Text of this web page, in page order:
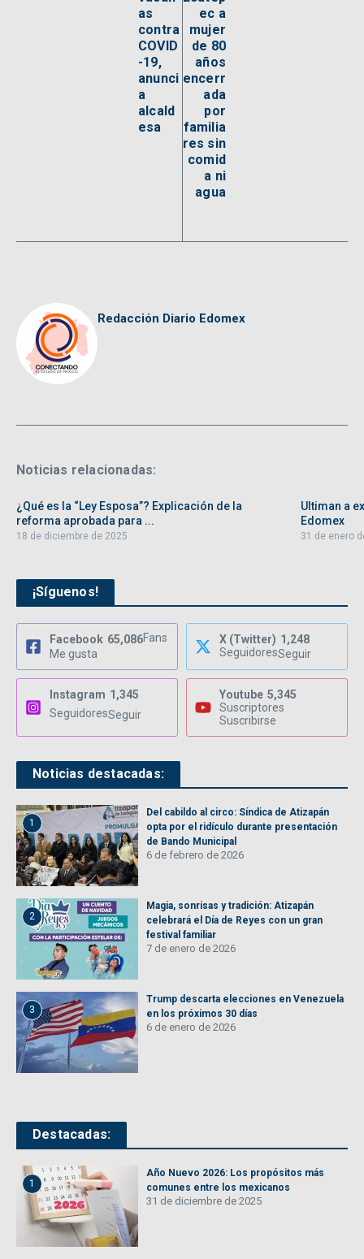
as
contra
COVID
-19,
anunci
a
alcald
esa
ec a
mujer
de 80
años
encerr
ada
por
familia
res sin
comid
a ni
agua
Redacción Diario Edomex
Noticias relacionadas:
¿Qué es la “Ley Esposa”? Explicación de la
reforma aprobada para ...
18 de diciembre de 2025
Ultiman a
Edomex
31 de enero
¡Síguenos!
Facebook 65,086Fans
Me gusta
X (Twitter) 1,248
SeguidoresSeguir
Instagram 1,345
SeguidoresSeguir
Youtube 5,345
Suscriptores
Suscribirse
Noticias destacadas:
1
Del cabildo al circo: Síndica de Atizapán
opta por el ridículo durante presentación
de Bando Municipal
6 de febrero de 2026
2
Magia, sonrisas y tradición: Atizapán
celebrará el Día de Reyes con un gran
festival familiar
7 de enero de 2026
3
Trump descarta elecciones en Venezuela
en los próximos 30 días
6 de enero de 2026
Destacadas:
1
Año Nuevo 2026: Los propósitos más
comunes entre los mexicanos
31 de diciembre de 2025